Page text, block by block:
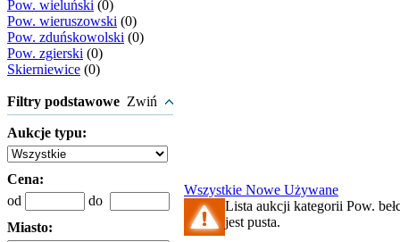
Pow. wieluński (0)
Pow. wieruszowski (0)
Pow. zduńskowolski (0)
Pow. zgierski (0)
Skierniewice (0)
Filtry podstawowe Zwiń
Aukcje typu:
Cena:
od
do
Miasto:
Wszystkie Nowe Używane
Lista aukcji kategorii Pow.
jest pusta.